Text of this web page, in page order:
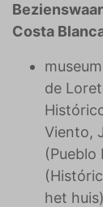
Costa
de
Viento,
het huis)